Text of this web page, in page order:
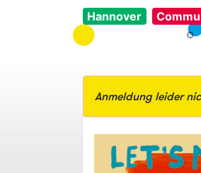
Hannover
Anmeldung leider